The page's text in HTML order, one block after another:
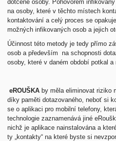
dotčené osoby. Pohovorem
na osoby, které v těchto místech
kontaktování a celý proces se
možných infikovaných osob a jejich
Účinnost této metody je tedy přímo
osob a především na schopnosti
osoby, které v daném období potkal
eROUŠKA by měla eliminovat riziko
díky paměti dotazovaného, neboť si
se o aplikaci pro mobilní telefony,
technologie zaznamenává jiné
nichž je aplikace nainstalována a
ty „kontakty“ na které byste si